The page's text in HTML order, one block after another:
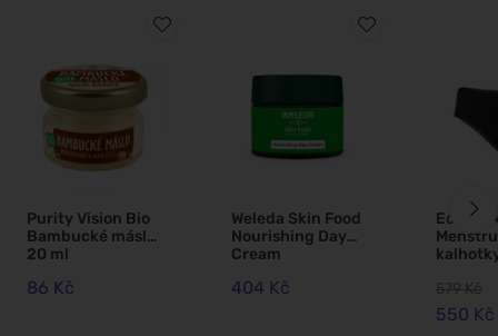
Purity Vision Bio
Bambucké máslo
20 ml
86 Kč
Weleda Skin Food
Nourishing Day
Cream
404 Kč
Ecodis
černé L
579 Kč
550 Kč